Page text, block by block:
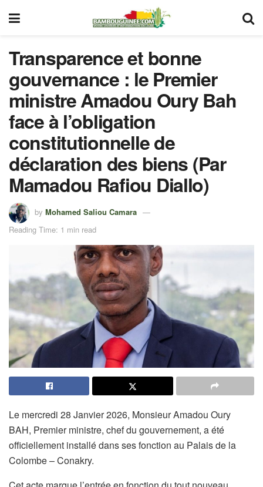
Transparence et bonne
gouvernance : le Premier
ministre Amadou Oury Bah
face à l’obligation
constitutionnelle de
déclaration des biens (Par
Mamadou Rafiou Diallo)
by Mohamed Saliou Camara
Reading Time: 1 min read
Le mercredi 28 Janvier 2026, Monsieur Amadou Oury
BAH, Premier ministre, chef du gouvernement, a été
officiellement installé dans ses fonction au Palais de la
Colombe – Conakry.